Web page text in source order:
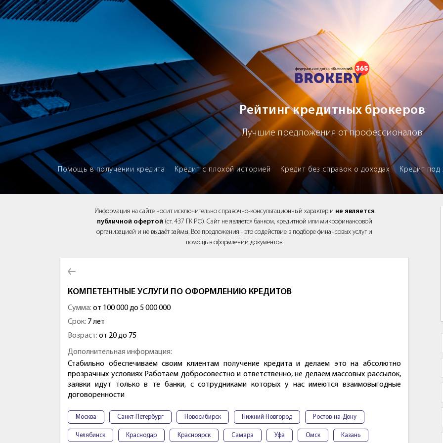
Brokery365 - Рейтинг кредитных брокеров
Рейтинг кредитных брокеров
Лучшие предложения от профессионалов
Помощь в получении кредита Кредит с плохой историей Кредит без справок о доходах Кредит под
Информация на сайте носит исключительно справочно-консультационный характер и не является
публичной офертой (ст. 437 ГК РФ). Сайт не является банком, кредитной или микрофинансовой
организацией и не выдаёт займы. Все предложения - это содействие в подборе финансовых услуг и
помощь в оформлении документов.
КОМПЕТЕНТНЫЕ УСЛУГИ ПО ОФОРМЛЕНИЮ КРЕДИТОВ
Сумма: от 100 000 до 5 000 000
Срок: 7 лет
Возраст: от 20 до 75
Дополнительная информация:
Стабильно обеспечиваем своим клиентам получение кредита и делаем это на абсолютно
прозрачных условиях Работаем добросовестно и ответственно, не делаем массовых рассылок,
заявки идут только в те банки, с сотрудниками которых у нас имеются взаимовыгодные
договоренности
Москва Санкт-Петербург Новосибирск Нижний Новгород Ростов-на-Дону
Челябинск Краснодар Красноярск Самара Уфа Омск Казань